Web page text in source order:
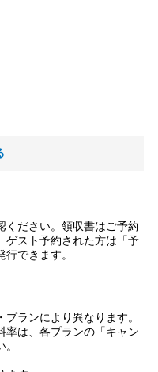
ください。領収書はご予約
ゲスト予約された方は「予
できます。
ランにより異なります。
率は、各プランの「キャン